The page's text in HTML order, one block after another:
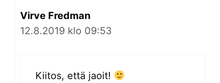
Virve Fredman
12.8.2019 klo 09:53
Kiitos, että jaoit!